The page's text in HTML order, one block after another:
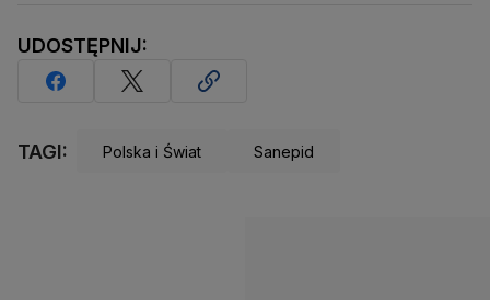
UDOSTĘPNIJ:
TAGI: Polska i Świat Sanepid